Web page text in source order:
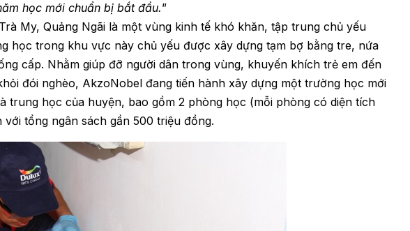
học mới chuẩn bị bắt đầu.”
My, Quảng Ngãi là một vùng kinh tế khó khăn, tập trung chủ yếu
học trong khu vực này chủ yếu được xây dựng tạm bợ bằng tre, nứa
cấp. Nhằm giúp đỡ người dân trong vùng, khuyến khích trẻ em đến
đói nghèo, AkzoNobel đang tiến hành xây dựng một trường học mới
trung học của huyện, bao gồm 2 phòng học (mỗi phòng có diện tích
tổng ngân sách gần 500 triệu đồng.